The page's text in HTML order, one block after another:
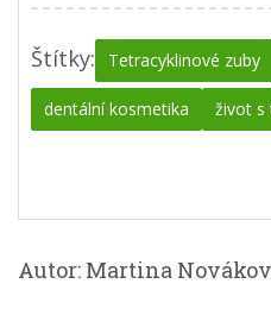
Štítky: Tetracyklinové zuby
dentální kosmetika život s
Autor: Martina